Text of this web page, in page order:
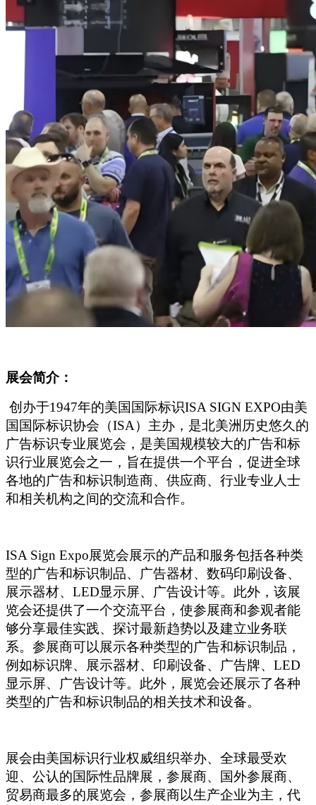
展会简介：
创办于1947年的美国国际标识ISA SIGN EXPO由美
国国际标识协会（ISA）主办，是北美洲历史悠久的
广告标识专业展览会，是美国规模较大的广告和标
识行业展览会之一，旨在提供一个平台，促进全球
各地的广告和标识制造商、供应商、行业专业人士
和相关机构之间的交流和合作。
ISA Sign Expo展览会展示的产品和服务包括各种类
型的广告和标识制品、广告器材、数码印刷设备、
展示器材、LED显示屏、广告设计等。此外，该展
览会还提供了一个交流平台，使参展商和参观者能
够分享最佳实践、探讨最新趋势以及建立业务联
系。参展商可以展示各种类型的广告和标识制品，
例如标识牌、展示器材、印刷设备、广告牌、LED
显示屏、广告设计等。此外，展览会还展示了各种
类型的广告和标识制品的相关技术和设备。
展会由美国标识行业权威组织举办、全球最受欢
迎、公认的国际性品牌展，参展商、国外参展商、
贸易商最多的展览会，参展商以生产企业为主，代